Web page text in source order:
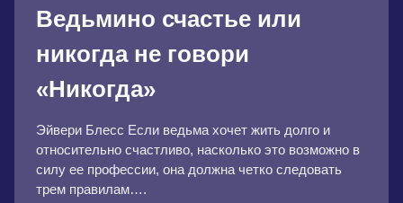
Ведьмино счастье или
никогда не говори
«Никогда»
Эйвери Блесс Если ведьма хочет жить долго и
относительно счастливо, насколько это возможно в
силу ее профессии, она должна четко следовать
трем правилам….